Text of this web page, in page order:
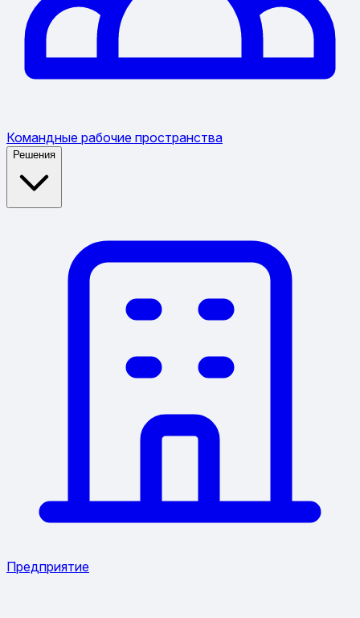
Командные рабочие пространства
Решения
Предприятие